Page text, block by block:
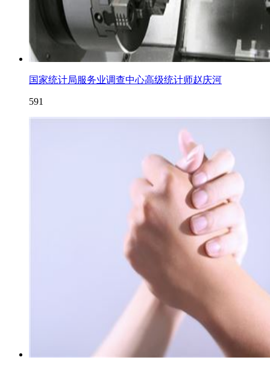
国家统计局服务业调查中心高级统计师赵庆河
591